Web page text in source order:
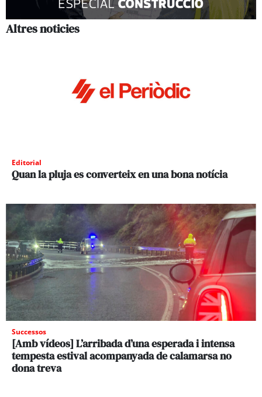
Altres noticies
Editorial
Quan la pluja es converteix en una bona notícia
Successos
[Amb vídeos] L’arribada d’una esperada i intensa
tempesta estival acompanyada de calamarsa no
dona treva